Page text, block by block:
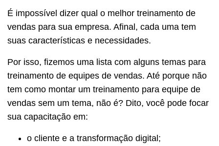
É impossível dizer qual o melhor treinamento de
vendas para sua empresa. Afinal, cada uma tem
suas características e necessidades.
Por isso, fizemos uma lista com alguns temas para
treinamento de equipes de vendas. Até porque não
tem como montar um treinamento para equipe de
vendas sem um tema, não é? Dito, você pode focar
sua capacitação em:
o cliente e a transformação digital;